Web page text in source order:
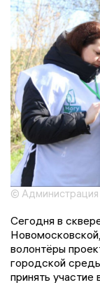
©
Сегодня в
волонтёры
городской
принять участие